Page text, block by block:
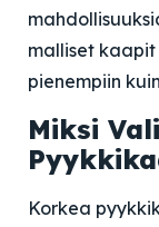
malliset
pienempiin
Miksi
Korkea